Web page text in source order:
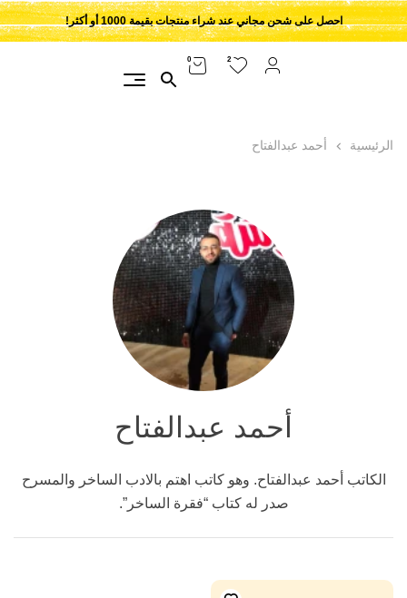
احصل على شحن مجاني عند شراء منتجات بقيمة 1000 أو أكثر!
2
0
الرئيسية أحمد عبدالفتاح
أحمد عبدالفتاح
الكاتب أحمد عبدالفتاح. وهو كاتب اهتم بالادب الساخر والمسرح
صدر له كتاب “فقرة الساخر”.